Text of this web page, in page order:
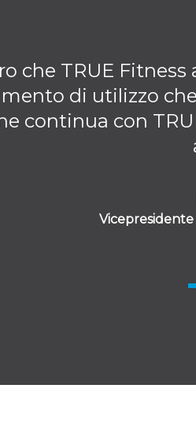
che TRUE
di utilizzo
continua con